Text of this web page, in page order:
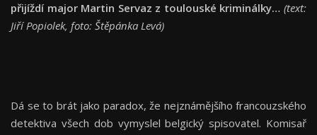
přijíždí major Martin Servaz z toulouské kriminálky… (text:
Jiří Popiolek, foto: Štěpánka Levá)
Dá se to brát jako paradox, že nejznámějšího francouzského
detektiva všech dob vymyslel belgický spisovatel. Komisař